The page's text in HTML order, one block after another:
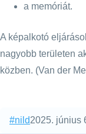
a memóriát.
A képalkotó
nagyobb területen
közben. (Van der
Categories:
#nildPublished:
2025. június